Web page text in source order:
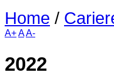
Home /
A+AA-
2022